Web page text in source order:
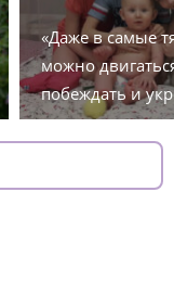
«Даже в самые
можно
побеждать и